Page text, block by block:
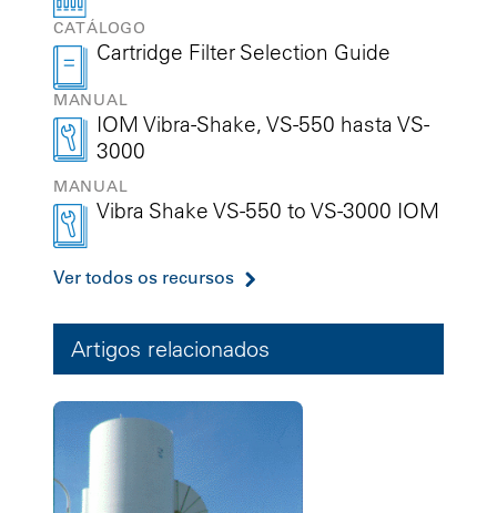
CATÁLOGO
Cartridge Filter Selection Guide
MANUAL
IOM Vibra-Shake, VS-550 hasta VS-
3000
MANUAL
Vibra Shake VS-550 to VS-3000 IOM
Ver todos os recursos
Artigos relacionados